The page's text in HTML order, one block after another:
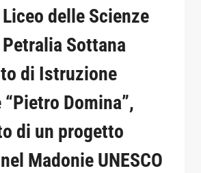
delle Scienze
Sottana
di Istruzione
Domina”,
di un progetto
Madonie UNESCO